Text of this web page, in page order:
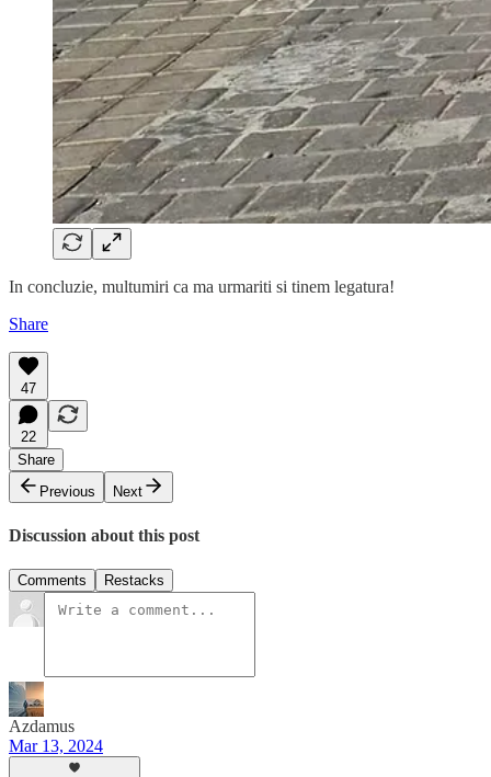
In concluzie, multumiri ca ma urmariti si tinem legatura!
Share
47
22
Share
Previous
Next
Discussion about this post
Comments Restacks
Azdamus
Mar 13, 2024